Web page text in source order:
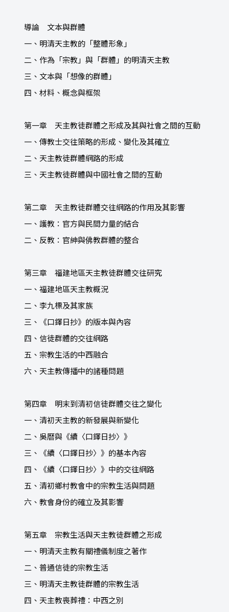
導論 文本與群體
一、明清天主教的「整體形象」
二、作為「宗教」與「群體」的明清天主教
三、文本與「想像的群體」
四、材料、概念與框架
第一章 天主教徒群體之形成及其與社會之間的互動
一、傳教士交往策略的形成、變化及其確立
二、天主教徒群體網路的形成
三、天主教徒群體與中國社會之間的互動
第二章 天主教徒群體交往網路的作用及其影響
一、護教：官方與民間力量的結合
二、反教：官紳與佛教群體的整合
第三章 福建地區天主教徒群體交往研究
一、福建地區天主教概況
二、李九標及其家族
三、《口鐸日抄》的版本與內容
四、信徒群體的交往網路
五、宗教生活的中西融合
六、天主教傳播中的諸種問題
第四章 明末到清初信徒群體交往之變化
一、清初天主教的新發展與新變化
二、吳曆與《續〈口鐸日抄〉》
三、《續〈口鐸日抄〉》的基本內容
四、《續〈口鐸日抄〉》中的交往網路
五、清初鄉村教會中的宗教生活與問題
六、教會身份的確立及其影響
第五章 宗教生活與天主教徒群體之形成
一、明清天主教有關禮儀制度之著作
二、普通信徒的宗教生活
三、明清天主教徒群體的宗教生活
四、天主教喪葬禮：中西之別